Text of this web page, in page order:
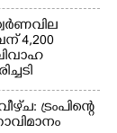
4,200
ട്രംപിന്റെ